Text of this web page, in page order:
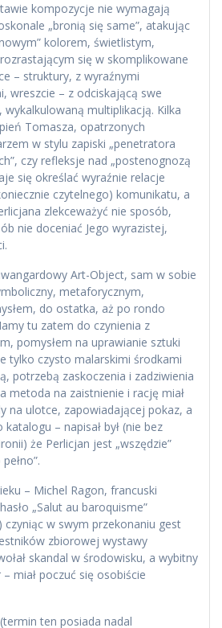
kompozycje nie wymagają
„bronią się same”, atakując
kolorem, świetlistym,
się w skomplikowane
– struktury, z wyraźnymi
wreszcie – z odciskającą swe
multiplikacją. Kilka
Tomasza, opatrzonych
w stylu zapiski „penetratora
czy refleksje nad „postenognozą
się określać wyraźnie relacje
czytelnego) komunikatu, a
zlekceważyć nie sposób,
nie doceniać Jego wyrazistej,
Art-Object, sam w sobie
metaforycznym,
do ostatka, aż po rondo
tu zatem do czynienia z
pomysłem na uprawianie sztuki
tylko czysto malarskimi środkami
potrzebą zaskoczenia i zadziwienia
metoda na zaistnienie i rację miał
na ulotce, zapowiadającej pokaz, a
– napisał był (nie bez
że Perlicjan jest „wszędzie”
– Michel Ragon, francuski
„Salut au baroquisme”
czyniąc w swym przekonaniu gest
zbiorowej wystawy
skandal w środowisku, a wybitny
miał poczuć się osobiście
ten posiada nadal